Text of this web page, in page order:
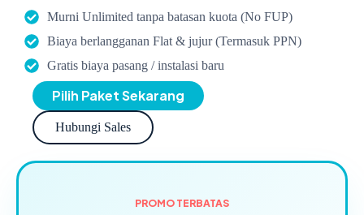
Murni Unlimited tanpa batasan kuota (No FUP)
Biaya berlangganan Flat & jujur (Termasuk PPN)
Gratis biaya pasang / instalasi baru
Pilih Paket Sekarang
Hubungi Sales
PROMO TERBATAS